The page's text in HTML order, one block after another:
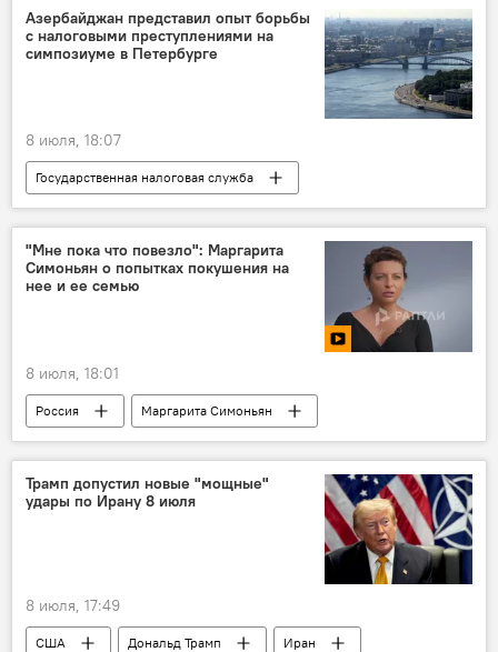
Азербайджан представил опыт борьбы
с налоговыми преступлениями на
симпозиуме в Петербурге
8 июля, 18:07
Государственная налоговая служба
Санкт-Петербург
симпозиум
"Мне пока что повезло": Маргарита
Симоньян о попытках покушения на
нее и ее семью
8 июля, 18:01
Россия
Маргарита Симоньян
Покушение
Украина
Трамп допустил новые "мощные"
удары по Ирану 8 июля
8 июля, 17:49
США Дональд Трамп
Иран